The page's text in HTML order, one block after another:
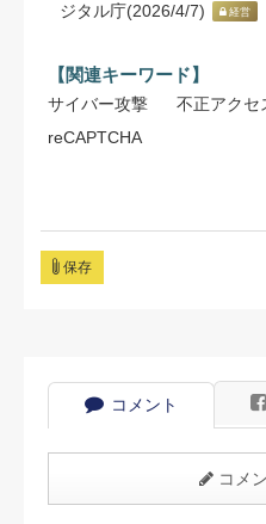
ジタル庁(2026/4/7)
経営
【関連キーワード】
サイバー攻撃 不正アクセ
reCAPTCHA
保存
コメント
コメ